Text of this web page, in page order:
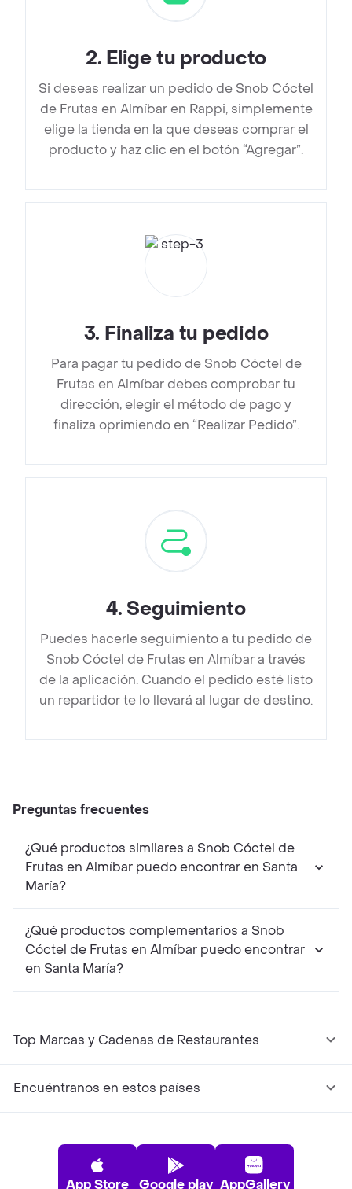
2. Elige tu producto
Si deseas realizar un pedido de Snob Cóctel
de Frutas en Almíbar en Rappi, simplemente
elige la tienda en la que deseas comprar el
producto y haz clic en el botón “Agregar”.
3. Finaliza tu pedido
Para pagar tu pedido de Snob Cóctel de
Frutas en Almíbar debes comprobar tu
dirección, elegir el método de pago y
finaliza oprimiendo en “Realizar Pedido”.
4. Seguimiento
Puedes hacerle seguimiento a tu pedido de
Snob Cóctel de Frutas en Almíbar a través
de la aplicación. Cuando el pedido esté listo
un repartidor te lo llevará al lugar de destino.
Preguntas frecuentes
¿Qué productos similares a Snob Cóctel de
Frutas en Almíbar puedo encontrar en Santa
María?
¿Qué productos complementarios a Snob
Cóctel de Frutas en Almíbar puedo encontrar
en Santa María?
Top Marcas y Cadenas de Restaurantes
Encuéntranos en estos países
App Store Google play AppGallery